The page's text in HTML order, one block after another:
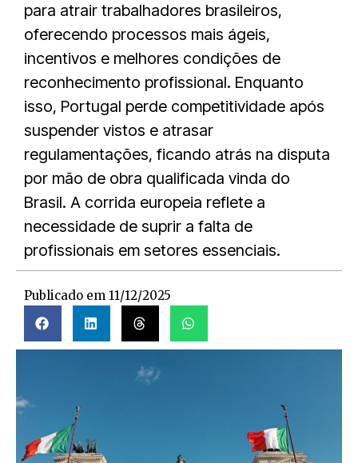
para atrair trabalhadores brasileiros,
oferecendo processos mais ágeis,
incentivos e melhores condições de
reconhecimento profissional. Enquanto
isso, Portugal perde competitividade após
suspender vistos e atrasar
regulamentações, ficando atrás na disputa
por mão de obra qualificada vinda do
Brasil. A corrida europeia reflete a
necessidade de suprir a falta de
profissionais em setores essenciais.
Publicado em 11/12/2025